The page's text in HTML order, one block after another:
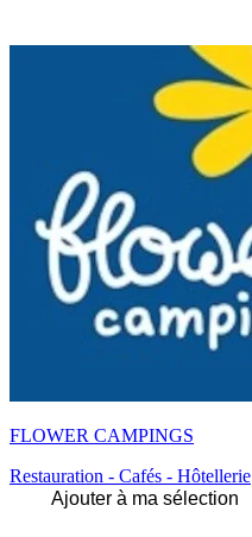
FLOWER CAMPINGS
Restauration - Cafés - Hôtellerie
Ajouter à ma sélection